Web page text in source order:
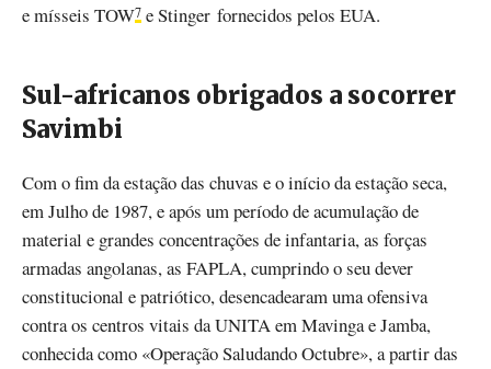
e mísseis TOW7 e Stinger fornecidos pelos EUA.
Sul-africanos obrigados a socorrer
Savimbi
Com o fim da estação das chuvas e o início da estação seca,
em Julho de 1987, e após um período de acumulação de
material e grandes concentrações de infantaria, as forças
armadas angolanas, as FAPLA, cumprindo o seu dever
constitucional e patriótico, desencadearam uma ofensiva
contra os centros vitais da UNITA em Mavinga e Jamba,
conhecida como «Operação Saludando Octubre», a partir das